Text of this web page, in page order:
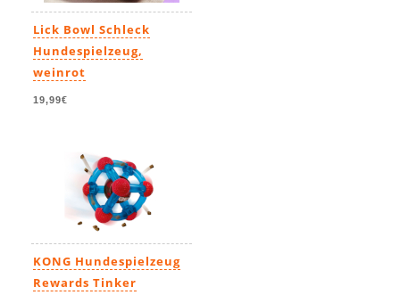
Lick Bowl Schleck
Hundespielzeug,
weinrot
19,99€
KONG Hundespielzeug
Rewards Tinker